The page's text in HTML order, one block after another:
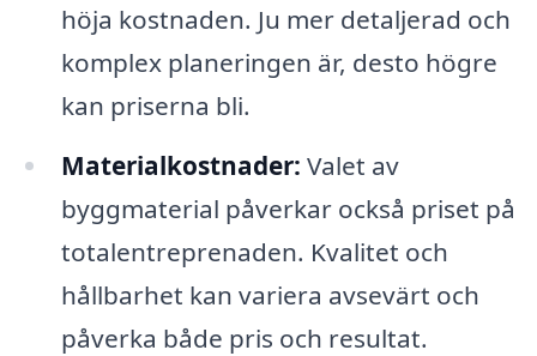
höja kostnaden. Ju mer detaljerad och
komplex planeringen är, desto högre
kan priserna bli.
Materialkostnader: Valet av
byggmaterial påverkar också priset på
totalentreprenaden. Kvalitet och
hållbarhet kan variera avsevärt och
påverka både pris och resultat.